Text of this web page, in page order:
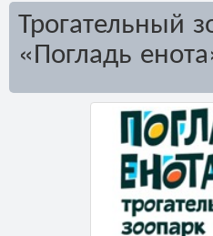
Трогательный
«Погладь